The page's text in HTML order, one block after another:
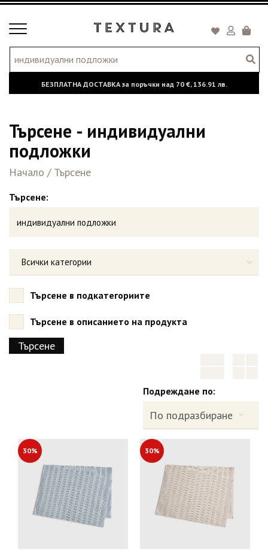
Toggle
БЕЗПЛАТНА ДОСТАВКА за поръчки над 70 €,136.91 лв.
Търсене - индивидуални
подложки
Начало / Търсене
Търсене:
Всички категории
Търсене в подкатегориите
Търсене в описанието на продукта
Подреждане по:
30% 30%